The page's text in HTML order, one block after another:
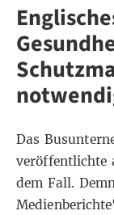
Das
veröffentlichte
dem Fall.